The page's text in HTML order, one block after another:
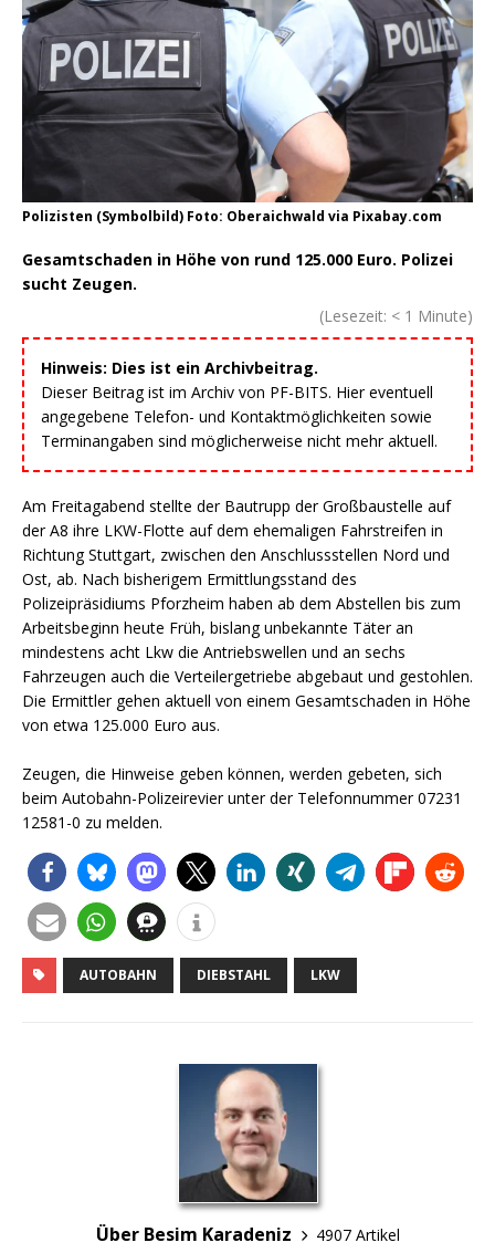
Polizisten (Symbolbild) Foto: Oberaichwald via Pixabay.com
Gesamtschaden in Höhe von rund 125.000 Euro. Polizei
sucht Zeugen.
(Lesezeit: < 1 Minute)
Hinweis: Dies ist ein Archivbeitrag.
Dieser Beitrag ist im Archiv von PF-BITS. Hier eventuell
angegebene Telefon- und Kontaktmöglichkeiten sowie
Terminangaben sind möglicherweise nicht mehr aktuell.
Am Freitagabend stellte der Bautrupp der Großbaustelle auf
der A8 ihre LKW-Flotte auf dem ehemaligen Fahrstreifen in
Richtung Stuttgart, zwischen den Anschlussstellen Nord und
Ost, ab. Nach bisherigem Ermittlungsstand des
Polizeipräsidiums Pforzheim haben ab dem Abstellen bis zum
Arbeitsbeginn heute Früh, bislang unbekannte Täter an
mindestens acht Lkw die Antriebswellen und an sechs
Fahrzeugen auch die Verteilergetriebe abgebaut und gestohlen.
Die Ermittler gehen aktuell von einem Gesamtschaden in Höhe
von etwa 125.000 Euro aus.
Zeugen, die Hinweise geben können, werden gebeten, sich
beim Autobahn-Polizeirevier unter der Telefonnummer 07231
12581-0 zu melden.
AUTOBAHN DIEBSTAHL LKW
Über Besim Karadeniz
4907 Artikel